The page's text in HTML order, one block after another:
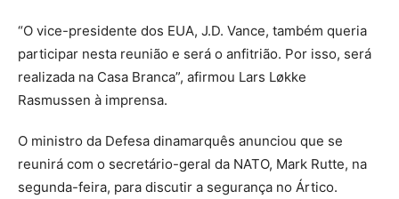
“O vice-presidente dos EUA, J.D. Vance, também queria
participar nesta reunião e será o anfitrião. Por isso, será
realizada na Casa Branca”, afirmou Lars Løkke
Rasmussen à imprensa.
O ministro da Defesa dinamarquês anunciou que se
reunirá com o secretário-geral da NATO, Mark Rutte, na
segunda-feira, para discutir a segurança no Ártico.